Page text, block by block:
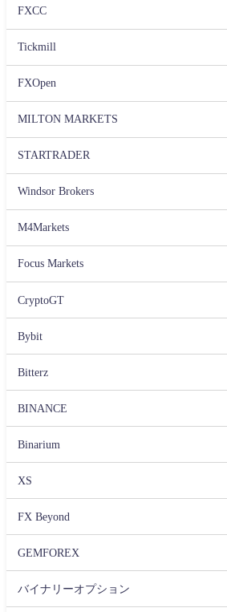
FXCC
Tickmill
FXOpen
MILTON MARKETS
STARTRADER
Windsor Brokers
M4Markets
Focus Markets
CryptoGT
Bybit
Bitterz
BINANCE
Binarium
XS
FX Beyond
GEMFOREX
バイナリーオプション